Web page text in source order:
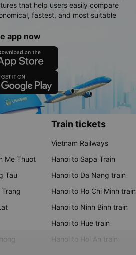
that help users easily compare
fastest, and most suitable
app now
Me Thuot
Tau
Train tickets
Vietnam Railways
Hanoi to Sapa Train
Hanoi to Da Nang train
Hanoi to Ho Chi Minh train
Hanoi to Ninh Binh train
Hanoi to Hue train
Hanoi to Hoi An train